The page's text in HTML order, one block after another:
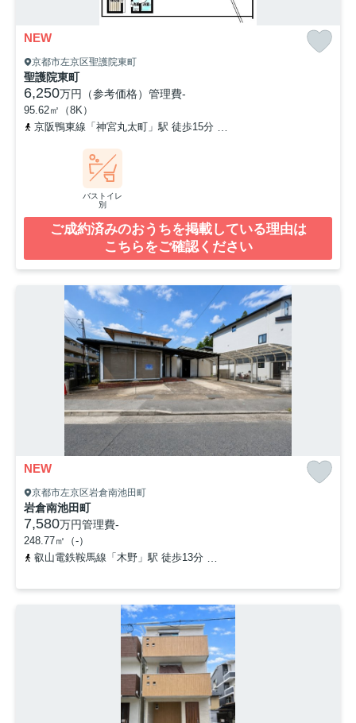
NEW
京都市左京区聖護院東町
聖護院東町
6,250万円（参考価格） 管理費-
95.62㎡（8K）
京阪鴨東線「神宮丸太町」駅 徒歩15分
バストイレ
別
ご成約済みのおうちを掲載している理由は
こちらをご確認ください
NEW
京都市左京区岩倉南池田町
岩倉南池田町
7,580万円管理費-
248.77㎡（-）
叡山電鉄鞍馬線「木野」駅 徒歩13分